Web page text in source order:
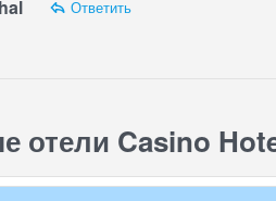
Ответить
отели Casino